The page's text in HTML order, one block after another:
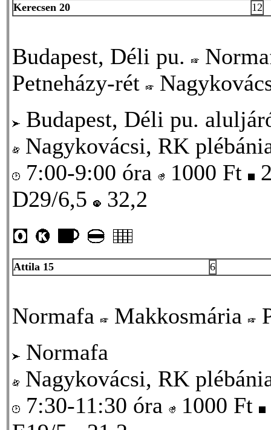
Kerecsen 20 12
Budapest, Déli pu.
Petneházy-rét
Budapest, Déli pu.
Nagykovácsi, RK
7:00-9:00 óra
1000 Ft
D29/6,5
32,2
Attila 15 6
Normafa Makkosmária
Normafa
Nagykovácsi, RK
7:30-11:30 óra
1000 Ft